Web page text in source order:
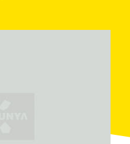
данных